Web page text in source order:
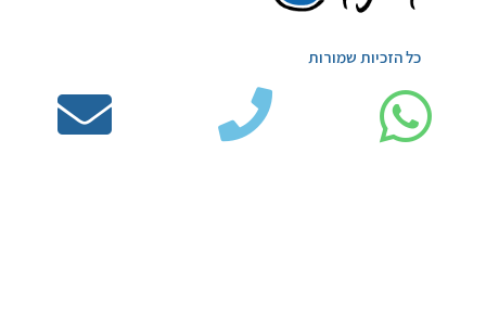
כל הזכיות שמורות